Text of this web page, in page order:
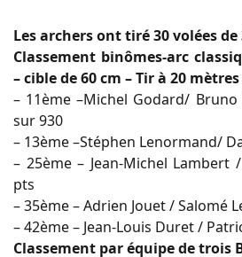
Les archers ont tiré 30 volées
Classement binômes-arc
– cible de 60 cm – Tir à 20 mètres
– 11ème –Michel Godard/
sur 930
– 13ème –Stéphen Lenormand/
– 25ème – Jean-Michel Lambert
pts
– 35ème – Adrien Jouet / Salomé
– 42ème – Jean-Louis Duret /
Classement par équipe de trois